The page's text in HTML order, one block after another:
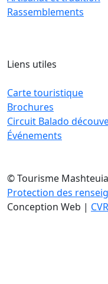
Rassemblements
Liens utiles
Carte touristique
Brochures
Circuit Balado
Événements
© Tourisme
Protection des
Conception Web |